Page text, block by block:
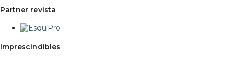
Partner revista
Imprescindibles